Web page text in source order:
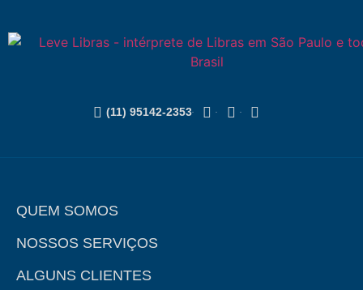
(11) 95142-2353
QUEM SOMOS
NOSSOS SERVIÇOS
ALGUNS CLIENTES